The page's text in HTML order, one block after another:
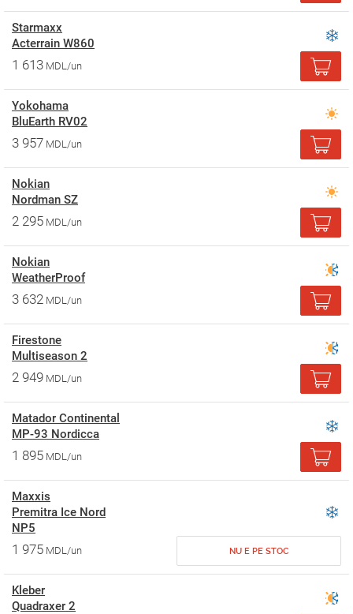
Starmaxx
Acterrain W860
1 613 MDL/un
Yokohama
BluEarth RV02
3 957 MDL/un
Nokian
Nordman SZ
2 295 MDL/un
Nokian
WeatherProof
3 632 MDL/un
Firestone
Multiseason 2
2 949 MDL/un
Matador Continental
MP-93 Nordicca
1 895 MDL/un
Maxxis
Premitra Ice Nord
NP5
1 975 MDL/un NU E PE STOC
Kleber
Quadraxer 2